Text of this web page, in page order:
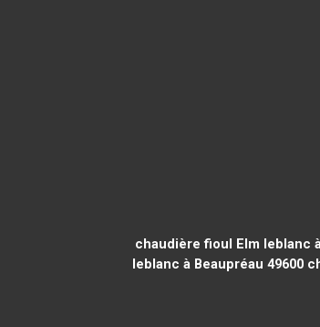
chaudière fioul Elm leblanc
leblanc à Beaupréau 49600